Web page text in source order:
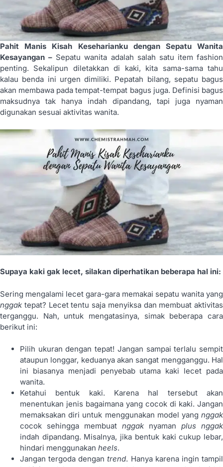
Pahit Manis Kisah Keseharianku dengan Sepatu Wanita
Kesayangan – Sepatu wanita adalah salah satu item fashion
penting. Sekalipun diletakkan di kaki, kita sama-sama tahu
kalau benda ini urgen dimiliki. Pepatah bilang, sepatu bagus
akan membawa pada tempat-tempat bagus juga. Definisi bagus
maksudnya tak hanya indah dipandang, tapi juga nyaman
digunakan sesuai aktivitas wanita.
Supaya kaki gak lecet, silakan diperhatikan beberapa hal ini:
Sering mengalami lecet gara-gara memakai sepatu wanita yang
nggak tepat? Lecet tentu saja menyiksa dan membuat aktivitas
terganggu. Nah, untuk mengatasinya, simak beberapa cara
berikut ini:
Pilih ukuran dengan tepat! Jangan sampai terlalu sempit
ataupun longgar, keduanya akan sangat mengganggu. Hal
ini biasanya menjadi penyebab utama kaki lecet pada
wanita.
Ketahui bentuk kaki. Karena hal tersebut akan
menentukan jenis bagaimana yang cocok di kaki. Jangan
memaksakan diri untuk menggunakan model yang nggak
cocok sehingga membuat nggak nyaman plus nggak
indah dipandang. Misalnya, jika bentuk kaki cukup lebar,
hindari menggunakan heels.
Jangan tergoda dengantrend. Hanya karena ingin tampil